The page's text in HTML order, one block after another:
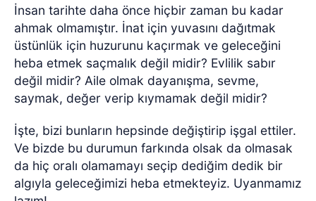
İnsan tarihte daha önce hiçbir zaman bu kadar
ahmak olmamıştır. İnat için yuvasını dağıtmak
üstünlük için huzurunu kaçırmak ve geleceğini
heba etmek saçmalık değil midir? Evlilik sabır
değil midir? Aile olmak dayanışma, sevme,
saymak, değer verip kıymamak değil midir?
İşte, bizi bunların hepsinde değiştirip işgal ettiler.
Ve bizde bu durumun farkında olsak da olmasak
da hiç oralı olamamayı seçip dediğim dedik bir
algıyla geleceğimizi heba etmekteyiz. Uyanmamız